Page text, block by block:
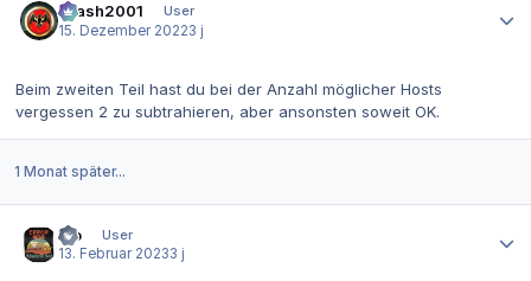
Crash2001
User
15. Dezember 20223 j
Beim zweiten Teil hast du bei der Anzahl möglicher Hosts
vergessen 2 zu subtrahieren, aber ansonsten soweit OK.
1 Monat später...
clo
User
13. Februar 20233 j